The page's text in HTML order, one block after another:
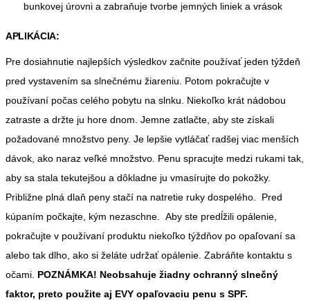
bunkovej úrovni a zabraňuje tvorbe jemných liniek a vrások
APLIKÁCIA:
Pre dosiahnutie najlepších výsledkov začnite používať jeden týždeň
pred vystavením sa slnečnému žiareniu. Potom pokračujte v
používaní počas celého pobytu na slnku. Niekoľko krát nádobou
zatraste a držte ju hore dnom. Jemne zatlačte, aby ste získali
požadované množstvo peny. Je lepšie vytláčať radšej viac menších
dávok, ako naraz veľké množstvo. Penu spracujte medzi rukami tak,
aby sa stala tekutejšou a dôkladne ju vmasírujte do pokožky.
Približne plná dlaň peny stačí na natretie ruky dospelého. Pred
kúpaním počkajte, kým nezaschne. Aby ste predĺžili opálenie,
pokračujte v používaní produktu niekoľko týždňov po opaľovaní sa
alebo tak dlho, ako si želáte udržať opálenie. Zabráňte kontaktu s
očami. POZNÁMKA! Neobsahuje žiadny ochranný slnečný
faktor, preto použite aj EVY opaľovaciu penu s SPF.